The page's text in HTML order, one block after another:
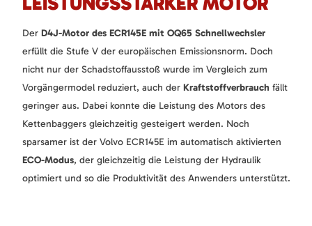
Der D4J-Motor des ECR145E mit OQ65 Schnellwechsler
erfüllt die Stufe V der europäischen Emissionsnorm. Doch
nicht nur der Schadstoffausstoß wurde im Vergleich zum
Vorgängermodel reduziert, auch der Kraftstoffverbrauch fällt
geringer aus. Dabei konnte die Leistung des Motors des
Kettenbaggers gleichzeitig gesteigert werden. Noch
sparsamer ist der Volvo ECR145E im automatisch aktivierten
ECO-Modus, der gleichzeitig die Leistung der Hydraulik
optimiert und so die Produktivität des Anwenders unterstützt.